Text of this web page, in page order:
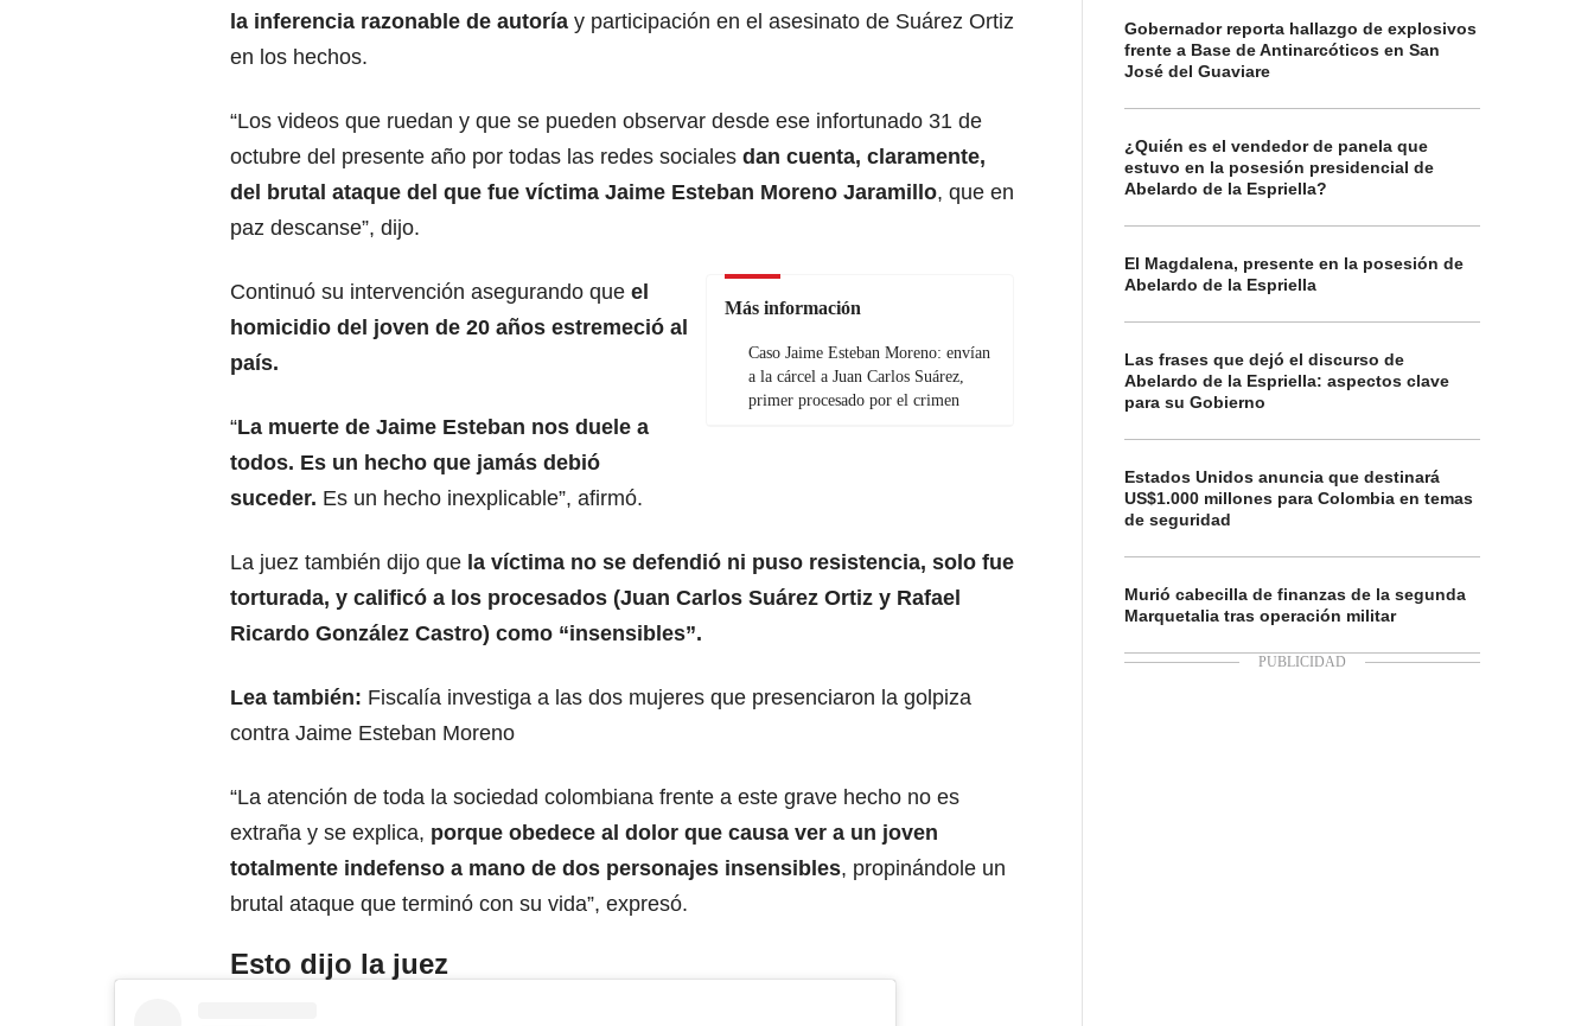
la inferencia razonable de autoría y participación en el asesinato de Suárez Ortiz
en los hechos.
“Los videos que ruedan y que se pueden observar desde ese infortunado 31 de
octubre del presente año por todas las redes sociales dan cuenta, claramente,
del brutal ataque del que fue víctima Jaime Esteban Moreno Jaramillo, que en
paz descanse”, dijo.
Más información
Caso Jaime Esteban Moreno: envían
a la cárcel a Juan Carlos Suárez,
primer procesado por el crimen
Continuó su intervención asegurando que el
homicidio del joven de 20 años estremeció al
país.
“La muerte de Jaime Esteban nos duele a
todos. Es un hecho que jamás debió
suceder. Es un hecho inexplicable”, afirmó.
La juez también dijo que la víctima no se defendió ni puso resistencia, solo fue
torturada, y calificó a los procesados (Juan Carlos Suárez Ortiz y Rafael
Ricardo González Castro) como “insensibles”.
Lea también: Fiscalía investiga a las dos mujeres que presenciaron la golpiza
contra Jaime Esteban Moreno
“La atención de toda la sociedad colombiana frente a este grave hecho no es
extraña y se explica, porque obedece al dolor que causa ver a un joven
totalmente indefenso a mano de dos personajes insensibles, propinándole un
brutal ataque que terminó con su vida”, expresó.
Esto dijo la juez
Gobernador reporta hallazgo de explosivos
frente a Base de Antinarcóticos en San
José del Guaviare
¿Quién es el vendedor de panela que
estuvo en la posesión presidencial de
Abelardo de la Espriella?
El Magdalena, presente en la posesión de
Abelardo de la Espriella
Las frases que dejó el discurso de
Abelardo de la Espriella: aspectos clave
para su Gobierno
Estados Unidos anuncia que destinará
US$1.000 millones para Colombia en temas
de seguridad
Murió cabecilla de finanzas de la segunda
Marquetalia tras operación militar